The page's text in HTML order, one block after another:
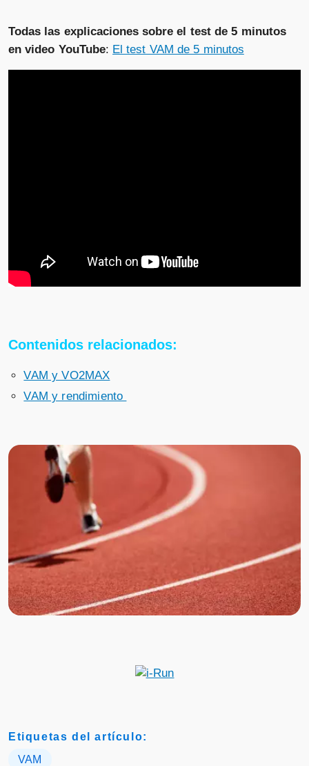
Todas las explicaciones sobre el test de 5 minutos
en video YouTube: El test VAM de 5 minutos
Contenidos relacionados:
VAM y VO2MAX
VAM y rendimiento
Etiquetas del artículo:
VAM